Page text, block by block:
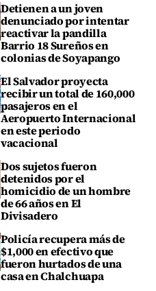
Detienen a un joven
denunciado por intentar
reactivar la pandilla
Barrio 18 Sureños en
colonias de Soyapango
El Salvador proyecta
recibir un total de 160,000
pasajeros en el
Aeropuerto Internacional
en este periodo
vacacional
Dos sujetos fueron
detenidos por el
homicidio de un hombre
de 66 años en El
Divisadero
Policía recupera más de
$1,000 en efectivo que
fueron hurtados de una
casa en Chalchuapa